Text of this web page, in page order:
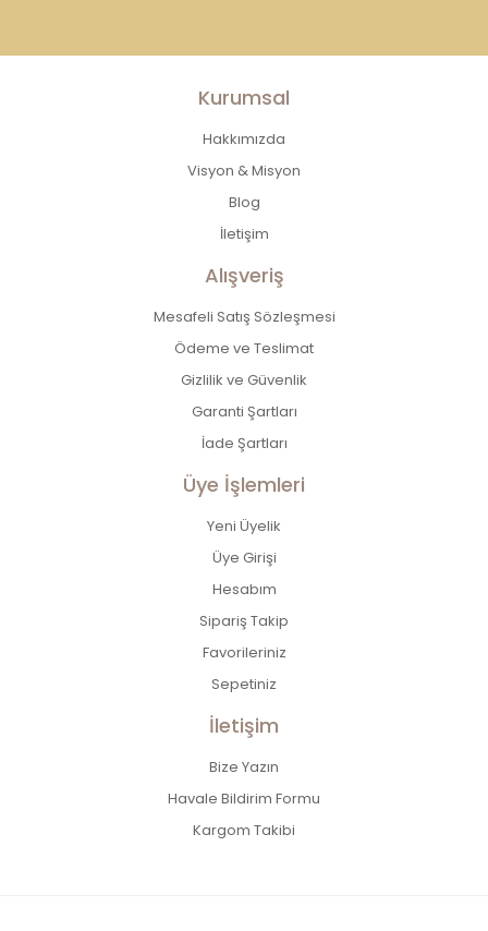
Kurumsal
Hakkımızda
Visyon & Misyon
Blog
İletişim
Alışveriş
Mesafeli Satış Sözleşmesi
Ödeme ve Teslimat
Gizlilik ve Güvenlik
Garanti Şartları
İade Şartları
Üye İşlemleri
Yeni Üyelik
Üye Girişi
Hesabım
Sipariş Takip
Favorileriniz
Sepetiniz
İletişim
Bize Yazın
Havale Bildirim Formu
Kargom Takibi